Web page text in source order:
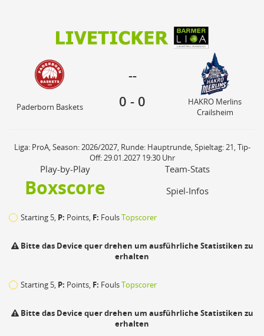
Paderborn Baskets
HAKRO Merlins
Crailsheim
--
0 - 0
Paderborn Baskets
HAKRO Merlins
Crailsheim
Liga: ProA, Season: 2026/2027, Runde: Hauptrunde, Spieltag: 21, Tip-
Off: 29.01.2027 19:30 Uhr
Play-by-Play Team-Stats
Boxscore Spiel-Infos
Starting 5, P: Points, F: FoulsTopscorer
Bitte das Device quer drehen um ausführliche Statistiken zu
erhalten
Starting 5, P: Points, F: FoulsTopscorer
Bitte das Device quer drehen um ausführliche Statistiken zu
erhalten